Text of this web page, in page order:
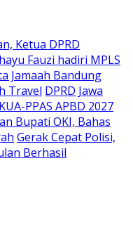
Ketua DPRD
Fauzi hadiri MPLS
Jamaah Bandung
Travel DPRD Jawa
PPAS APBD 2027
Bupati OKI, Bahas
Gerak Cepat Polisi,
Berhasil